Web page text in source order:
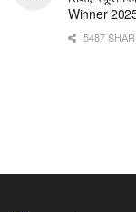
Winner
5487